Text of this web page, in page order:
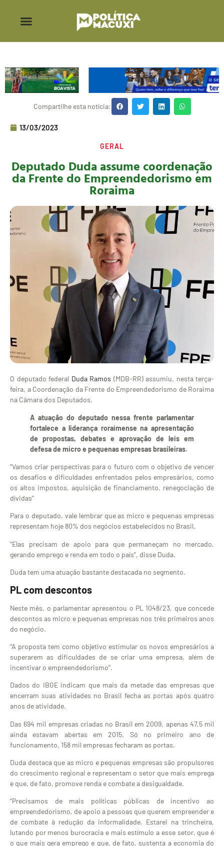
Compartilhe esta notícia:
13/03/2023
GERAL
Deputado Duda assume coordenação
da Frente do Empreendedorismo em
Roraima
O deputado federal Duda Ramos (MDB-RR) assumiu, nesta terça-
feira, a Coordenação da Frente do Empreendedorismo de Roraima
na Câmara dos Deputados.
A atuação do deputado nessa frente parlamentar
fortalece a liderança roraimense na apresentação
de propostas, debates e aprovação de leis em
defesa de micro e pequenas empresas brasileiras.
“Vamos criar perspectivas para o futuro com o objetivo de vencer
os desafios e dificuldades enfrentados pelos empresários, como
os altos impostos, aquisição de financiamento, renegociação de
dívidas”
Para o deputado, vale lembrar que as micro e pequenas empresas
representam hoje 80% dos negócios estabelecidos no Brasil.
“Elas precisam de apoio para que permaneçam no mercado,
gerando emprego e renda em todo o país”, disse Duda.
Duda tem uma atuação bastante destacada no segmento.
PL com descontos
Neste mês, o parlamentar apresentou o PL 1048/23, que concede
descontos as micro e pequenas empresas nos três primeiros anos
do negócio.
“A proposta tem como objetivo estimular os novos empresários a
superarem as dificuldades de se criar uma empresa, além de
incentivar o empreendedorismo”.
Dados do IBGE indicam que mais da metade das empresas que
encerram suas atividades no Brasil fecha as portas após quatro
anos de atividade.
Das 694 mil empresas criadas no Brasil em 2009, apenas 47,5 mil
ainda estavam abertas em 2015. Só no primeiro ano de
funcionamento, 158 mil empresas fecharam as portas.
Duda destaca que as micro e pequenas empresas são propulsores
do crescimento regional e representam o setor que mais emprega
e que, de fato, promove renda e combate a desigualdade.
“Precisamos de mais políticas públicas de incentivo ao
empreendedorismo, de apoio a pessoas que querem empreender e
de combate à redução da informalidade. Estarei na trincheira,
lutando por menos burocracia e mais estímulo a esse setor, que é
o que mais gera emprego e que, de fato, sustenta a economia do